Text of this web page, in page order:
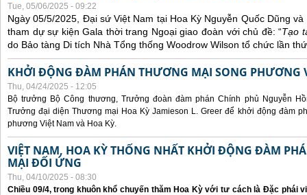
Tue, 05/06/2025 - 09:22
Ngày 05/5/2025, Đại sứ Việt Nam tại Hoa Kỳ Nguyễn Quốc Dũng
tham dự sự kiện Gala thời trang Ngoại giao đoàn với chủ đề: “Tạo
do Bảo tàng Di tích Nhà Tổng thống Woodrow Wilson tổ chức lần
KHỞI ĐỘNG ĐÀM PHÁN THƯƠNG MẠI SONG PHƯƠNG
Thu, 04/24/2025 - 12:05
Bộ trưởng Bộ Công thương, Trưởng đoàn đàm phán Chính phủ Nguyễn
Trưởng đại diện Thương mại Hoa Kỳ Jamieson L. Greer để khởi động đàm
phương Việt Nam và Hoa Kỳ.
VIỆT NAM, HOA KỲ THỐNG NHẤT KHỞI ĐỘNG ĐÀM
MẠI ĐỐI ỨNG
Thu, 04/10/2025 - 08:30
Chiều 09/4, trong khuôn khổ chuyến thăm Hoa Kỳ với tư cách là Đặc phái